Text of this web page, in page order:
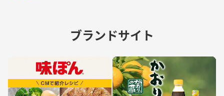
ブランドサイト